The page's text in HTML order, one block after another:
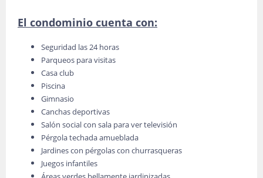
El condominio cuenta con:
Seguridad las 24 horas
Parqueos para visitas
Casa club
Piscina
Gimnasio
Canchas deportivas
Salón social con sala para ver televisión
Pérgola techada amueblada
Jardines con pérgolas con churrasqueras
Juegos infantiles